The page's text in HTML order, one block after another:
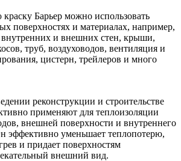
Барьер можно использовать
поверхностях и материалах, например,
внутренних и внешних стен, крыши,
труб, воздуховодов, вентиляция и
цистерн, трейлеров и много
реконструкции и строительстве
применяют для теплоизоляции
внешней поверхности и внутреннего
эффективно уменьшает теплопотерю,
и придает поверхностям
внешний вид.